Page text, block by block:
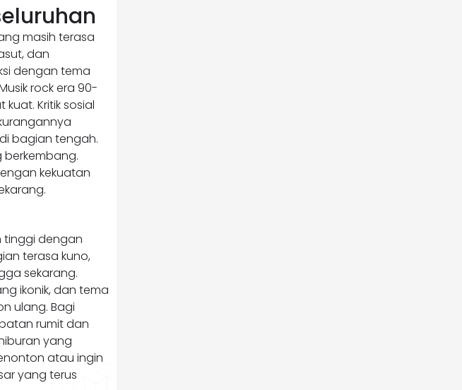
masih terasa
dan
dengan tema
rock era 90-
Kritik sosial
bagian tengah.
berkembang.
kekuatan
tinggi dengan
terasa kuno,
sekarang.
ikonik, dan tema
ulang. Bagi
rumit dan
yang
atau ingin
yang terus